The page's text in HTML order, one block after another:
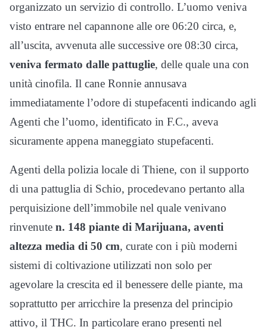
organizzato un servizio di controllo. L’uomo veniva
visto entrare nel capannone alle ore 06:20 circa, e,
all’uscita, avvenuta alle successive ore 08:30 circa,
veniva fermato dalle pattuglie, delle quale una con
unità cinofila. Il cane Ronnie annusava
immediatamente l’odore di stupefacenti indicando agli
Agenti che l’uomo, identificato in F.C., aveva
sicuramente appena maneggiato stupefacenti.
Agenti della polizia locale di Thiene, con il supporto
di una pattuglia di Schio, procedevano pertanto alla
perquisizione dell’immobile nel quale venivano
rinvenute n. 148 piante di Marijuana, aventi
altezza media di 50 cm, curate con i più moderni
sistemi di coltivazione utilizzati non solo per
agevolare la crescita ed il benessere delle piante, ma
soprattutto per arricchire la presenza del principio
attivo, il THC. In particolare erano presenti nel